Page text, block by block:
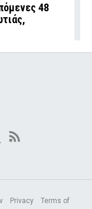
48
Privacy Terms of